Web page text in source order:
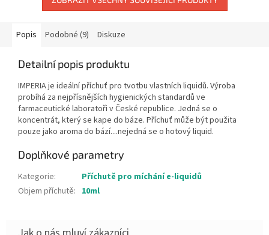
Popis Podobné (9) Diskuze
Detailní popis produktu
IMPERIA je ideální příchuť pro tvotbu vlastních liquidů. Výroba
probíhá za nejpřísnějších hygienických standardů ve
farmaceutické laboratoři v České republice. Jedná se o
koncentrát, který se kape do báze. Příchuť může být použita
pouze jako aroma do bází....nejedná se o hotový liquid.
Doplňkové parametry
Kategorie:
Příchutě pro míchání e-liquidů
Objem příchutě: 10ml